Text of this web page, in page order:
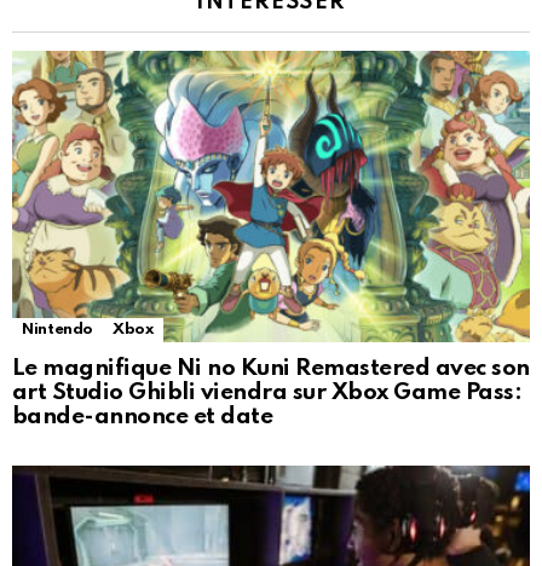
Nintendo Xbox
Le magnifique Ni no Kuni Remastered avec son
art Studio Ghibli viendra sur Xbox Game Pass:
bande-annonce et date